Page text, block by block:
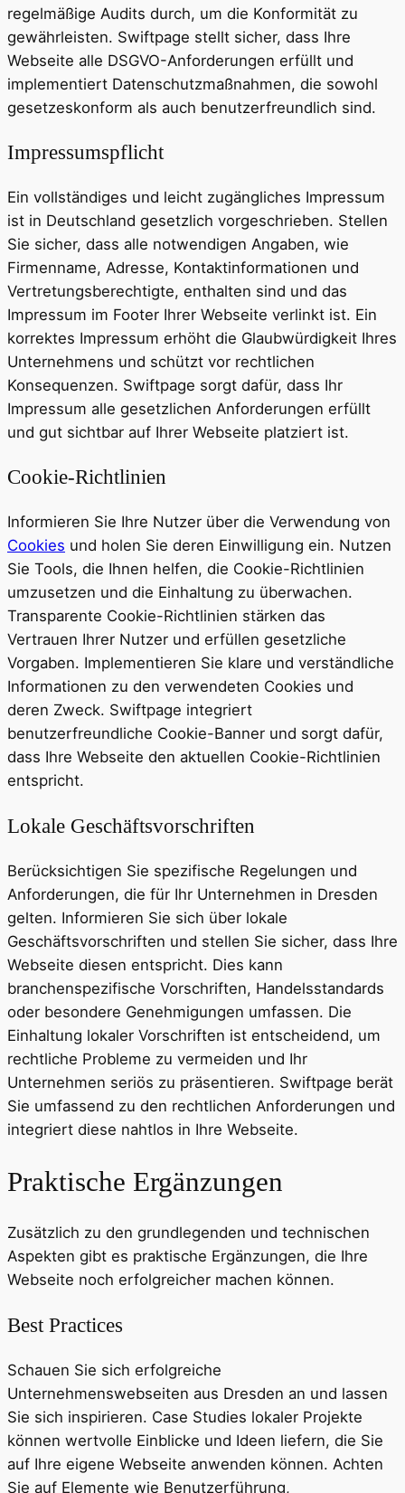
regelmäßige Audits durch, um die Konformität zu
gewährleisten. Swiftpage stellt sicher, dass Ihre
Webseite alle DSGVO-Anforderungen erfüllt und
implementiert Datenschutzmaßnahmen, die sowohl
gesetzeskonform als auch benutzerfreundlich sind.
Impressumspflicht
Ein vollständiges und leicht zugängliches Impressum
ist in Deutschland gesetzlich vorgeschrieben. Stellen
Sie sicher, dass alle notwendigen Angaben, wie
Firmenname, Adresse, Kontaktinformationen und
Vertretungsberechtigte, enthalten sind und das
Impressum im Footer Ihrer Webseite verlinkt ist. Ein
korrektes Impressum erhöht die Glaubwürdigkeit Ihres
Unternehmens und schützt vor rechtlichen
Konsequenzen. Swiftpage sorgt dafür, dass Ihr
Impressum alle gesetzlichen Anforderungen erfüllt
und gut sichtbar auf Ihrer Webseite platziert ist.
Cookie-Richtlinien
Informieren Sie Ihre Nutzer über die Verwendung von
Cookies und holen Sie deren Einwilligung ein. Nutzen
Sie Tools, die Ihnen helfen, die Cookie-Richtlinien
umzusetzen und die Einhaltung zu überwachen.
Transparente Cookie-Richtlinien stärken das
Vertrauen Ihrer Nutzer und erfüllen gesetzliche
Vorgaben. Implementieren Sie klare und verständliche
Informationen zu den verwendeten Cookies und
deren Zweck. Swiftpage integriert
benutzerfreundliche Cookie-Banner und sorgt dafür,
dass Ihre Webseite den aktuellen Cookie-Richtlinien
entspricht.
Lokale Geschäftsvorschriften
Berücksichtigen Sie spezifische Regelungen und
Anforderungen, die für Ihr Unternehmen in Dresden
gelten. Informieren Sie sich über lokale
Geschäftsvorschriften und stellen Sie sicher, dass Ihre
Webseite diesen entspricht. Dies kann
branchenspezifische Vorschriften, Handelsstandards
oder besondere Genehmigungen umfassen. Die
Einhaltung lokaler Vorschriften ist entscheidend, um
rechtliche Probleme zu vermeiden und Ihr
Unternehmen seriös zu präsentieren. Swiftpage berät
Sie umfassend zu den rechtlichen Anforderungen und
integriert diese nahtlos in Ihre Webseite.
Praktische Ergänzungen
Zusätzlich zu den grundlegenden und technischen
Aspekten gibt es praktische Ergänzungen, die Ihre
Webseite noch erfolgreicher machen können.
Best Practices
Schauen Sie sich erfolgreiche
Unternehmenswebseiten aus Dresden an und lassen
Sie sich inspirieren. Case Studies lokaler Projekte
können wertvolle Einblicke und Ideen liefern, die Sie
auf Ihre eigene Webseite anwenden können. Achten
Sie auf Elemente wie Benutzerführung,